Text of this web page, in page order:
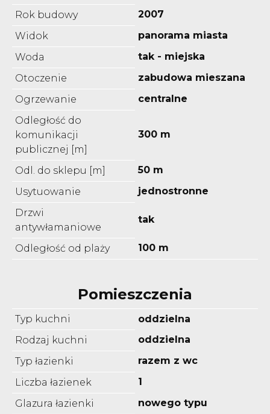
Rok budowy
2007
Widok
panorama miasta
Woda
tak - miejska
Otoczenie
zabudowa mieszana
Ogrzewanie
centralne
Odległość do
komunikacji
publicznej [m]
300 m
Odl. do sklepu [m]
50 m
Usytuowanie
jednostronne
Drzwi
antywłamaniowe
tak
Odległość od plaży 100 m
Pomieszczenia
Typ kuchni
oddzielna
Rodzaj kuchni
oddzielna
Typ łazienki
razem z wc
Liczba łazienek
1
Glazura łazienki
nowego typu